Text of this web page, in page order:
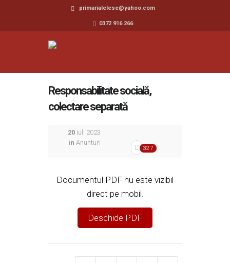
primarialelese@yahoo.com
0372 916 266
Responsabilitate socială,
colectare separată
20 iul. 2023
in Anunturi
327
Documentul PDF nu este vizibil
direct pe mobil.
Deschide PDF